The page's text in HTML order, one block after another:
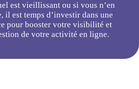
est vieillissant ou si vous n’en
il est temps d’investir dans une
pour booster votre visibilité et
de votre activité en ligne.